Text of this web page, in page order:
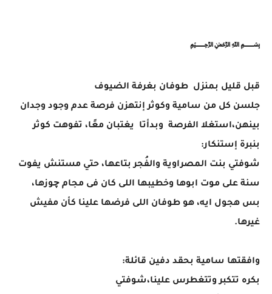
﷽
قبل قليل بمنزل طوفان بغرفة الضيوف
جلسن كل من سامية وكوثر إنتهزن فرصة عدم وجود وجدان
بينهن،استغلا الفرصة وبدأتا يغتبان معًا، تفوهت كوثر
بنبرة إستنكار:
شوفتي بنت المصراوية والفُجر بتاعها، حتي مستنش يفوت
سنة على موت ابوها وخطيبها اللى كان فى مجام چوزها،
بس هجول ايه، هو طوفان اللى فرضها علينا كأن مفيش
غيرها.
وافقتها سامية بحقد دفين قائلة:
بكره تتكبر وتتغطرس علينا،شوفتي